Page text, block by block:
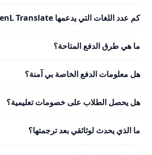
كم عدد اللغات التي يدعمها OpenL Translate؟
ما هي طرق الدفع المتاحة؟
هل معلومات الدفع الخاصة بي آمنة؟
هل يحصل الطلاب على خصومات تعليمية؟
ما الذي يحدث لوثائقي بعد ترجمتها؟